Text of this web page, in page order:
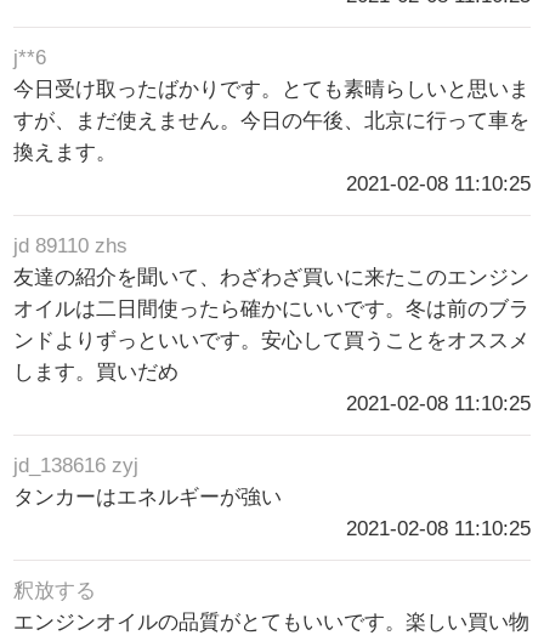
j**6
今日受け取ったばかりです。とても素晴らしいと思いま
すが、まだ使えません。今日の午後、北京に行って車を
換えます。
2021-02-08 11:10:25
jd 89110 zhs
友達の紹介を聞いて、わざわざ買いに来たこのエンジン
オイルは二日間使ったら確かにいいです。冬は前のブラ
ンドよりずっといいです。安心して買うことをオススメ
します。買いだめ
2021-02-08 11:10:25
jd_138616 zyj
タンカーはエネルギーが強い
2021-02-08 11:10:25
釈放する
エンジンオイルの品質がとてもいいです。楽しい買い物